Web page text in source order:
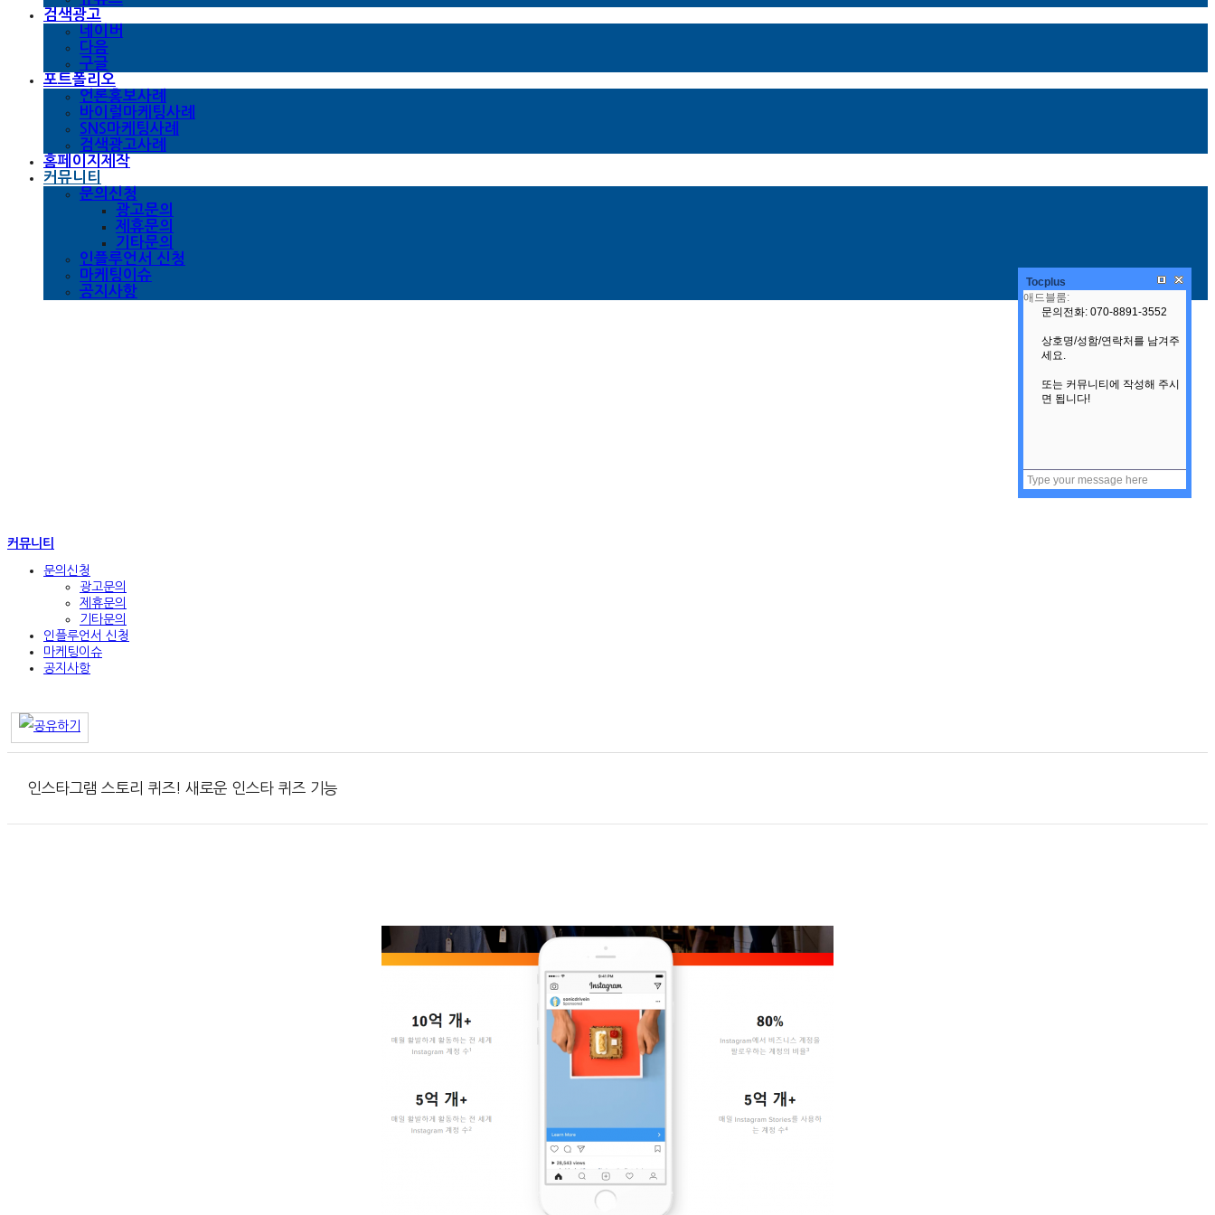
검색광고
네이버
다음
구글
포트폴리오
언론홍보사례
바이럴마케팅사례
SNS마케팅사례
검색광고사례
홈페이지제작
커뮤니티
문의신청
광고문의
제휴문의
기타문의
인플루언서 신청
마케팅이슈
공지사항
커뮤니티
문의신청
광고문의
제휴문의
기타문의
인플루언서 신청
마케팅이슈
공지사항
인스타그램 스토리 퀴즈! 새로운 인스타 퀴즈 기능
Tocplus